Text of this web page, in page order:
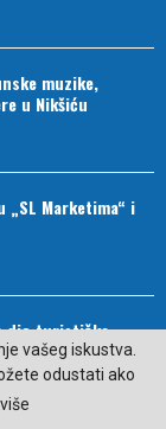
muzike,
u Nikšiću
Marketima“ i
dio turističke
vašeg iskustva.
odustati ako